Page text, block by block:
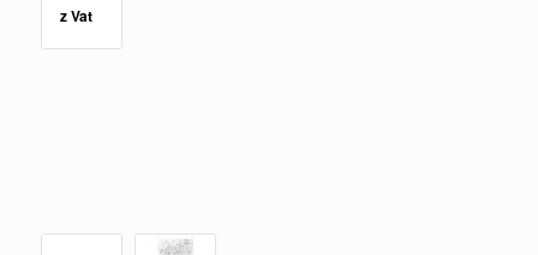
z Vat